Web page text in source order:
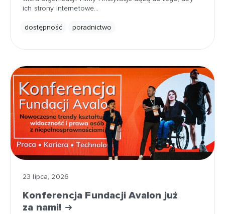
ich strony internetowe…
dostępność poradnictwo
23 lipca, 2026
Konferencja Fundacji Avalon już
za nami!